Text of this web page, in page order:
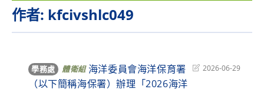
作者: kfcivshlc049
學務處 體衛組 海洋委員會海洋保育署
（以下簡稱海保署）辦理「2026海洋
Post2026-06-29